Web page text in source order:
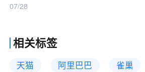
07/28
相关标签
天猫 阿里巴巴 雀巢